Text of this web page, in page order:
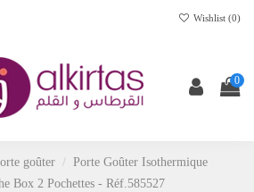
Wishlist (0)
0
goûter
Porte Goûter Isothermique
Box 2 Pochettes - Réf.585527